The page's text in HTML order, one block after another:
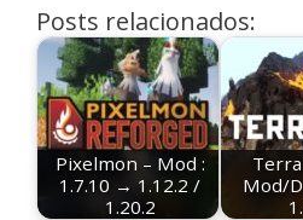
Posts relacionados:
Pixelmon – Mod :
1.7.10 → 1.12.2 /
1.20.2
Mod/